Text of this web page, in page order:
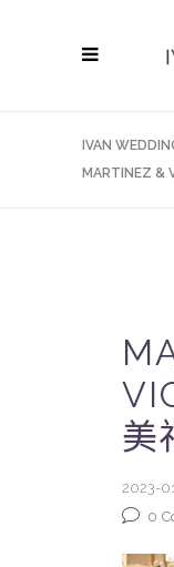
IVAN
MARTINEZ &
美
2023-
0